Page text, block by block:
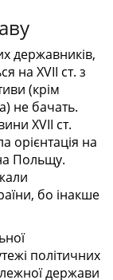
державників,
на ХVII ст. з
(крім
не бачать.
ХVII ст.
орієнтація на
Польщу.
бо інакше
політичних
держави